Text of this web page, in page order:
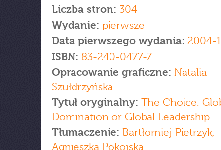
Liczba stron: 304
Wydanie: pierwsze
Data pierwszego wydania: 2004-
ISBN: 83-240-0477-7
Opracowanie graficzne: Natalia
Szułdrzyńska
Tytuł oryginalny: The Choice.
Domination or Global Leadership
Tłumaczenie: Bartłomiej Pietrzyk,
Agnieszka Pokojska